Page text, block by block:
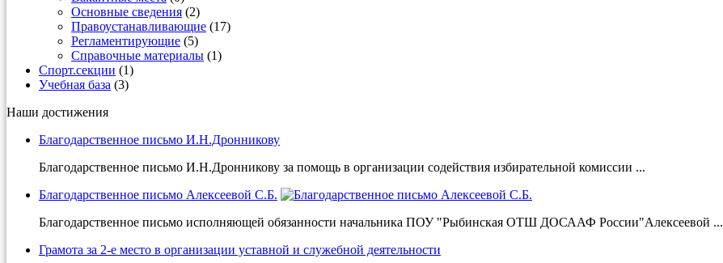
Основные сведения (2)
Правоустанавливающие (17)
Регламентирующие (5)
Справочные материалы (1)
Спорт.секции (1)
Учебная база (3)
Наши достижения
Благодарственное письмо И.Н.Дронникову
Благодарственное письмо И.Н.Дронникову за помощь в организации содействия избирательной комиссии ...
Благодарственное письмо Алексеевой С.Б.
Благодарственное письмо исполняющей обязанности начальника ПОУ "Рыбинская ОТШ ДОСААФ России"Алексеевой ...
Грамота за 2-е место в организации уставной и служебной деятельности